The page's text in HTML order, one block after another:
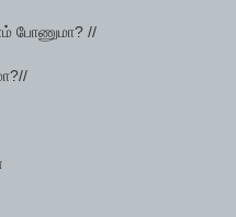
போணுமா? //